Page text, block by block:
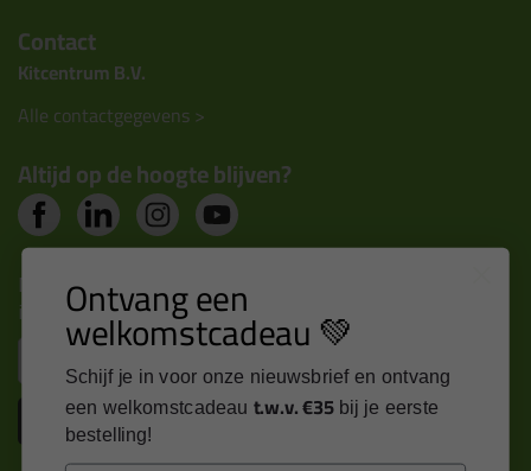
Contact
Kitcentrum B.V.
Alle contactgegevens >
Altijd op de hoogte blijven?
Nieuws, tips en exclusieve deals rechtstreeks in je
inbox
Inschrijven
Ontvang een
welkomstcadeau 💚
Schijf je in voor onze nieuwsbrief en ontvang
een welkomstcadeau t.w.v. €35 bij je eerste
bestelling!